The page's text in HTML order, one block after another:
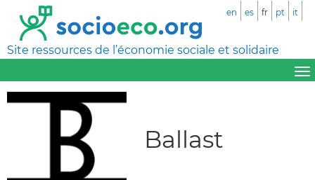
Site ressources de l’économie sociale et solidaire
en es fr pt it
Ballast